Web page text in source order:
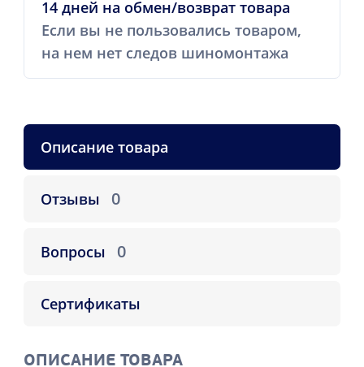
14 дней на обмен/возврат товара
Если вы не пользовались товаром,
на нем нет следов шиномонтажа
Описание товара
Отзывы 0
Вопросы 0
Сертификаты
ОПИСАНИЕ ТОВАРА